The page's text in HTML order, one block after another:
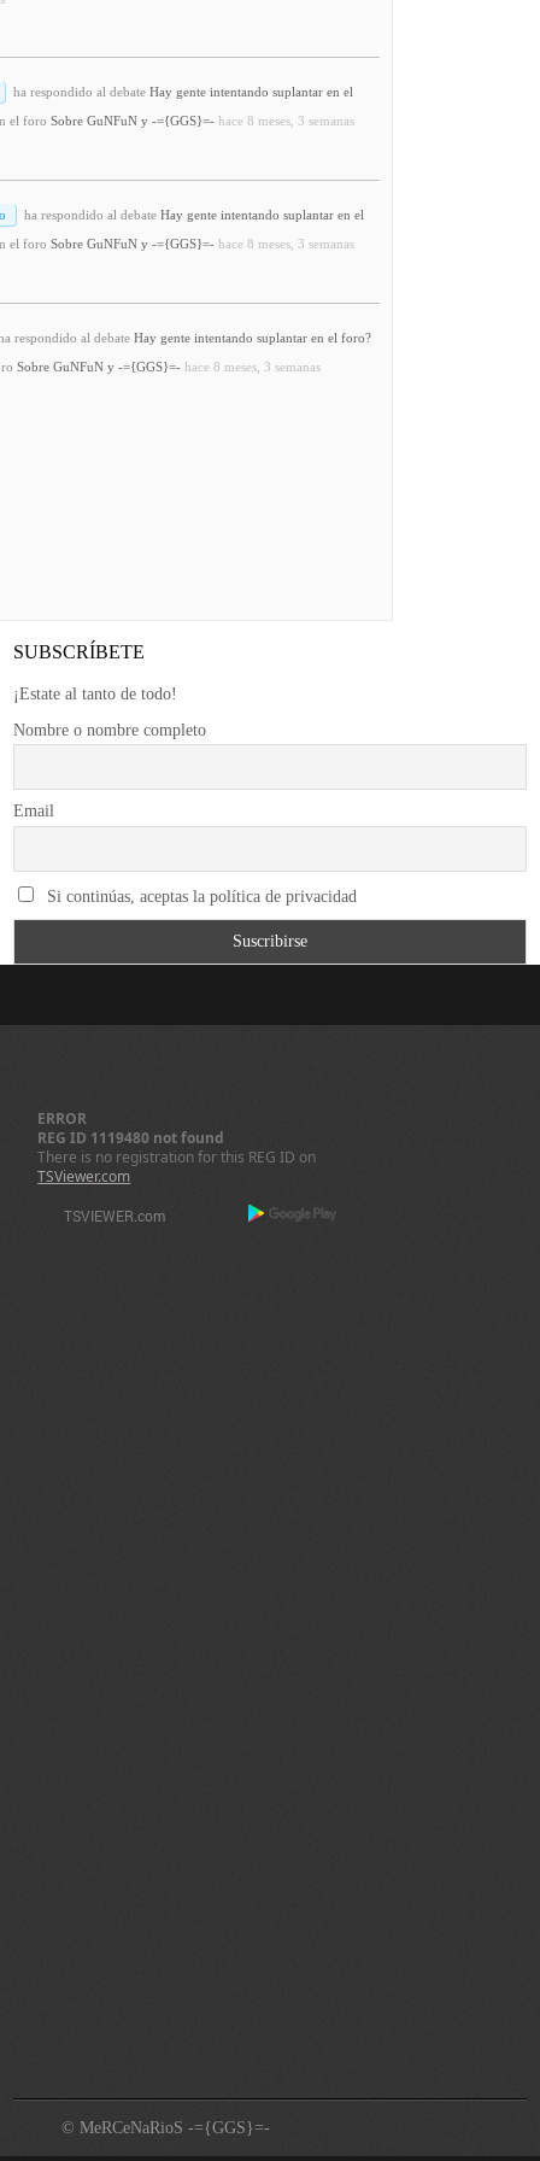
ha respondido al debate Hay gente intentando suplantar en el
el foro Sobre GuNFuN y -={GGS}=- hace 8 meses, 3 semanas
ha respondido al debate Hay gente intentando suplantar en el
el foro Sobre GuNFuN y -={GGS}=- hace 8 meses, 3 semanas
respondido al debate Hay gente intentando suplantar en el foro?
Sobre GuNFuN y -={GGS}=- hace 8 meses, 3 semanas
SUBSCRÍBETE
¡Estate al tanto de todo!
Nombre o nombre completo
Email
Si continúas, aceptas la política de privacidad
ERROR
REG ID 1119480 not found
There is no registration for this REG ID on
TSViewer.com
© MeRCeNaRioS -={GGS}=-